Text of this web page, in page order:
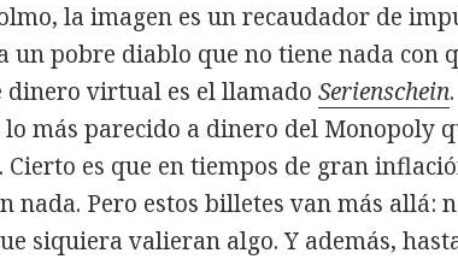
la imagen es un recaudador de
un pobre diablo que no tiene nada con
dinero virtual es el llamadoSerienschein.
lo más parecido a dinero del Monopoly
es que en tiempos de gran
nada. Pero estos billetes van más allá:
siquiera valieran algo. Y además,